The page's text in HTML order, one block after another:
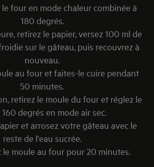
le four en mode chaleur combinée à
180 degrés.
retirez le papier, versez 100 ml de
sur le gâteau, puis recouvrez à
nouveau.
au four et faites-le cuire pendant
50 minutes.
retirez le moule du four et réglez le
degrés en mode air sec.
et arrosez votre gâteau avec le
reste de l'eau sucrée.
le moule au four pour 20 minutes.